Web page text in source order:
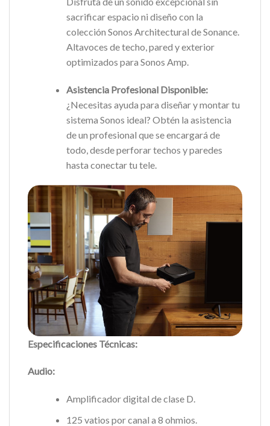
sacrificar espacio ni diseño con la
colección Sonos Architectural de Sonance.
Altavoces de techo, pared y exterior
optimizados para Sonos Amp.
Asistencia Profesional Disponible:
¿Necesitas ayuda para diseñar y montar tu
sistema Sonos ideal? Obtén la asistencia
de un profesional que se encargará de
todo, desde perforar techos y paredes
hasta conectar tu tele.
Especificaciones Técnicas:
Audio:
Amplificador digital de clase D.
125 vatios por canal a 8 ohmios.